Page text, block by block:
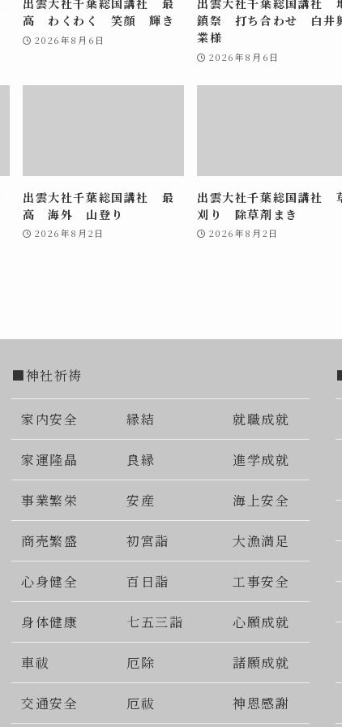
高 わくわく 笑顔 輝き
2026年8月6日
鎮祭 打ち合わせ 白井
業様
2026年8月6日
出雲大社千葉総国講社 最
高 海外 山登り
2026年8月2日
出雲大社千葉総国講社
刈り 除草剤まき
2026年8月2日
■神社祈祷
家内安全 縁結 就職成就
家運隆晶 良縁 進学成就
事業繁栄 安産 海上安全
商売繁盛 初宮詣 大漁満足
心身健全 百日詣 工事安全
身体健康 七五三詣 心願成就
車祓 厄除 諸願成就
交通安全 厄祓 神恩感謝